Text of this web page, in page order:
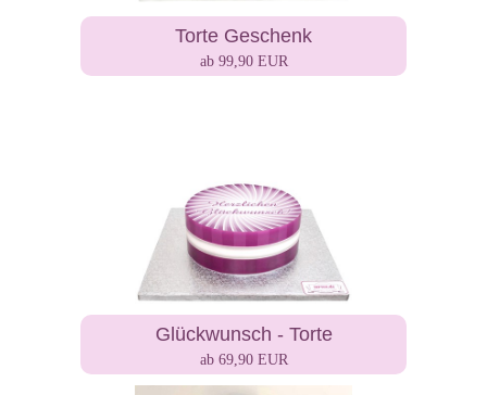
Torte Geschenk
ab 99,90 EUR
Glückwunsch - Torte
ab 69,90 EUR